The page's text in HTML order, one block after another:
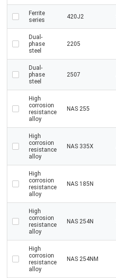
Ferrite
series
420J2
Dual-
phase
steel
2205
Dual-
phase
steel
2507
High
corrosion
resistance
alloy
NAS 255
High
corrosion
resistance
alloy
NAS 335X
High
corrosion
resistance
alloy
NAS 185N
High
corrosion
resistance
alloy
NAS 254N
High
corrosion
resistance
alloy
NAS 254NM